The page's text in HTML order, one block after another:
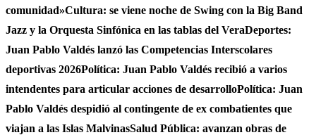
comunidad»Cultura: se viene noche de Swing con la Big Band
Jazz y la Orquesta Sinfónica en las tablas del VeraDeportes:
Juan Pablo Valdés lanzó las Competencias Interscolares
deportivas 2026Política: Juan Pablo Valdés recibió a varios
intendentes para articular acciones de desarrolloPolítica: Juan
Pablo Valdés despidió al contingente de ex combatientes que
viajan a las Islas MalvinasSalud Pública: avanzan obras de